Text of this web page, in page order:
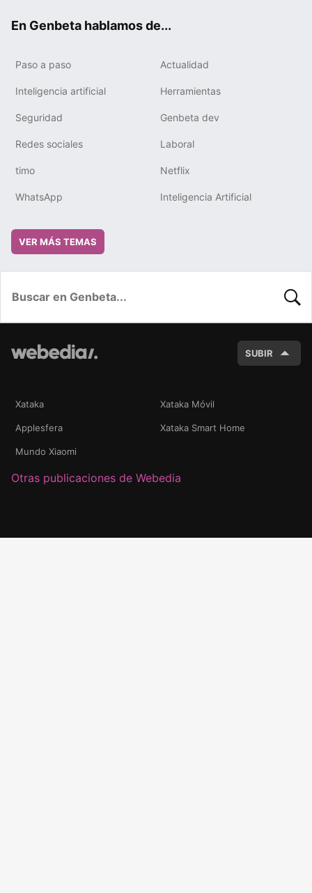
En Genbeta hablamos de...
Paso a paso Actualidad
Inteligencia artificial Herramientas
Seguridad Genbeta dev
Redes sociales Laboral
timo Netflix
WhatsApp Inteligencia Artificial
VER MÁS TEMAS
SUBIR
Xataka Xataka Móvil
Applesfera Xataka Smart Home
Mundo Xiaomi
Otras publicaciones de Webedia